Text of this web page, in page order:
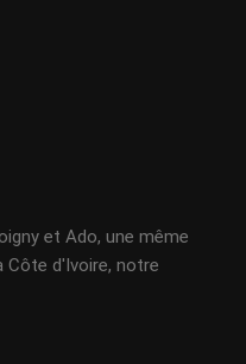
et Ado, une même
Côte d'Ivoire, notre